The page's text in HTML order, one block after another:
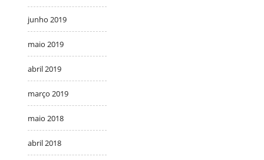
junho 2019
maio 2019
abril 2019
março 2019
maio 2018
abril 2018